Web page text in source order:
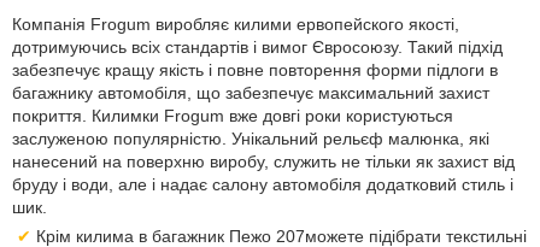
Компанія Frogum виробляє килими ервопейского якості,
дотримуючись всіх стандартів і вимог Євросоюзу. Такий підхід
забезпечує кращу якість і повне повторення форми підлоги в
багажнику автомобіля, що забезпечує максимальний захист
покриття. Килимки Frogum вже довгі роки користуються
заслуженою популярністю. Унікальний рельєф малюнка, які
нанесений на поверхню виробу, служить не тільки як захист від
бруду і води, але і надає салону автомобіля додатковий стиль і
шик.
Крім килима в багажник Пежо 207можете підібрати текстильні